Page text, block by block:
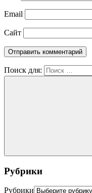
Email
Сайт
Поиск для:
Рубрики
Рубрики